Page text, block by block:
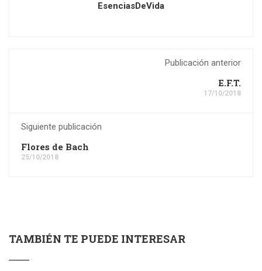
EsenciasDeVida
Publicación anterior
E.F.T.
17/10/2018
Siguiente publicación
Flores de Bach
25/10/2018
TAMBIÉN TE PUEDE INTERESAR